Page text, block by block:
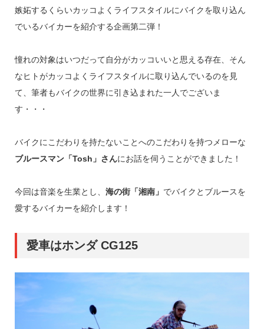
嫉妬するくらいカッコよくライフスタイルにバイクを取り込ん
でいるバイカーを紹介する企画第二弾！
憧れの対象はいつだって自分がカッコいいと思える存在、そん
なヒトがカッコよくライフスタイルに取り込んでいるのを見
て、筆者もバイクの世界に引き込まれた一人でございま
す・・・
バイクにこだわりを持たないことへのこだわりを持つメローな
ブルースマン「Tosh」さんにお話を伺うことができました！
今回は音楽を生業とし、 海の街「湘南」 でバイクとブルースを
愛するバイカーを紹介します！
愛車はホンダ CG125